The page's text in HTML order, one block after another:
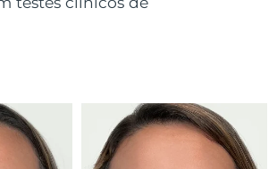
Entrega prevista11/08/2026
Entrega prevista 10/08/2026